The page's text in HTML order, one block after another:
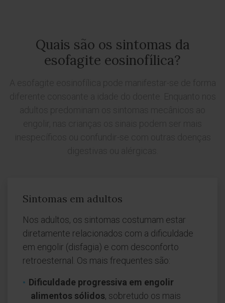
Quais são os sintomas da
esofagite eosinofílica?
Sintomas em adultos
Nos adultos, os sintomas costumam estar
diretamente relacionados com a dificuldade
em engolir (disfagia) e com desconforto
retroesternal. Os mais frequentes são:
Dificuldade progressiva em engolir
alimentos sólidos, sobretudo os mais